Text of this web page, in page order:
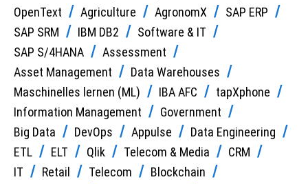
OpenText
Agriculture AgronomX
SAP ERP
SAP SRM
IBM DB2
Software & IT
SAP S/4HANA
Assessment
Asset Management
Data Warehouses
Maschinelles lernen (ML)
IBA AFC
tapXphone
Information Management
Government
Big Data
DevOps Appulse
Data Engineering
ETL
ELT Qlik Telecom & Media
CRM
IT
Retail Telecom
Blockchain